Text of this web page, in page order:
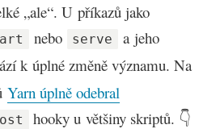
„ale“. U příkazů jako
nebo serve
a jeho
k úplné změně významu. Na
Yarn úplně odebral
hooky u většiny skriptů. 👇